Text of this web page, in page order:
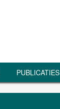
PUBLICATIES